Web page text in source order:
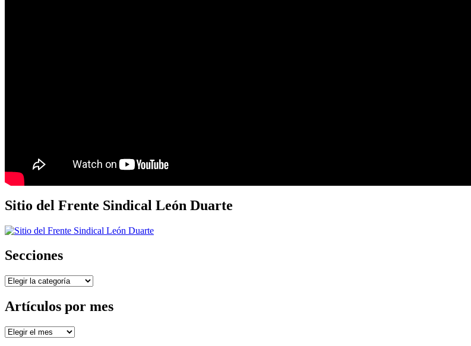
Sitio del Frente Sindical León Duarte
Secciones
Secciones
Artículos por mes
Artículos